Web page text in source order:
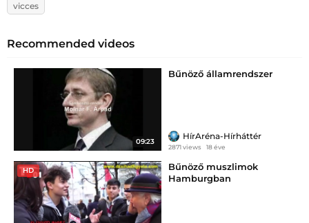
vicces
Recommended videos
09:23
Bűnöző államrendszer
HírAréna-Hírháttér
2871 views 18 éve
HD
Bűnöző muszlimok
Hamburgban